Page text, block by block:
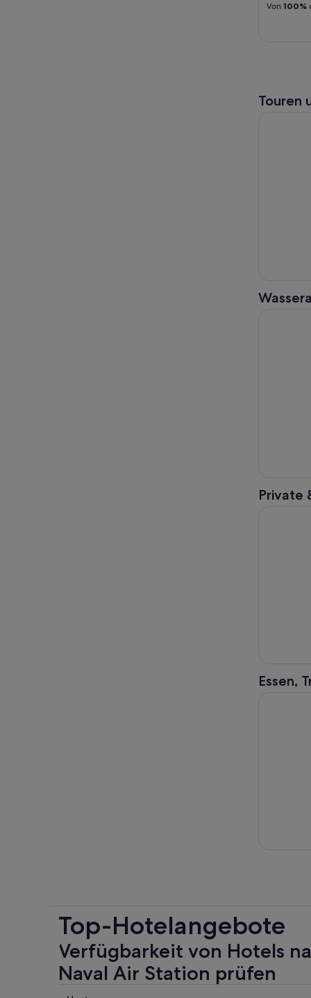
Von 100%
Touren
Private
Essen,
Top-Hotelangebote
Verfügbarkeit von Hotels
Naval Air Station prüfen